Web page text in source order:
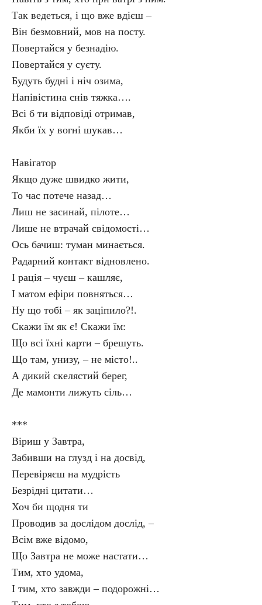
Так ведеться, і що вже вдієш –
Він безмовний, мов на посту.
Повертайся у безнадію.
Повертайся у суєту.
Будуть будні і ніч озима,
Напівістина снів тяжка….
Всі б ти відповіді отримав,
Якби їх у вогні шукав…
Навігатор
Якщо дуже швидко жити,
То час потече назад…
Лиш не засинай, пілоте…
Лише не втрачай свідомості…
Ось бачиш: туман минається.
Радарний контакт відновлено.
І рація – чуєш – кашляє,
І матом ефіри повняться…
Ну що тобі – як заціпило?!.
Скажи їм як є! Скажи їм:
Що всі їхні карти – брешуть.
Що там, унизу, – не місто!..
А дикий скелястий берег,
Де мамонти лижуть сіль…
***
Віриш у Завтра,
Забивши на глузд і на досвід,
Перевіряєш на мудрість
Безрідні цитати…
Хоч би щодня ти
Проводив за дослідом дослід, –
Всім вже відомо,
Що Завтра не може настати…
Тим, хто удома,
І тим, хто завжди – подорожні…